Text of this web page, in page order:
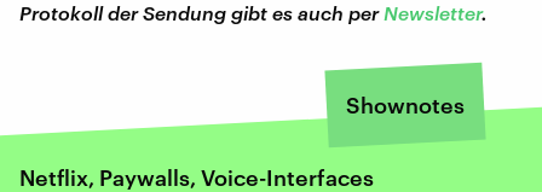
Protokoll der Sendung gibt es auch per Newsletter.
Shownotes
Netflix, Paywalls, Voice-Interfaces